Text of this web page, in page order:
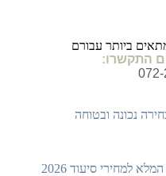
ביותר עבורם
התקשרו:
נכונה ובטוחה
למחירי סיעוד 2026